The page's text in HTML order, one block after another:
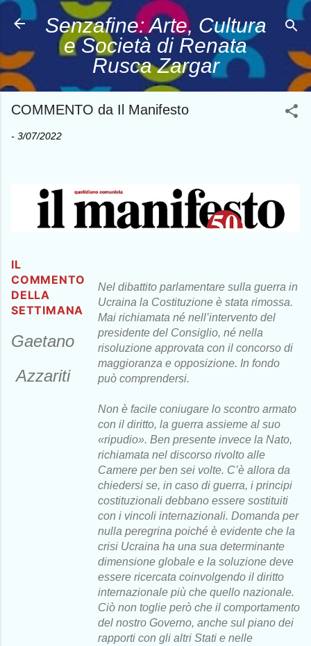
Passa ai contenuti principali
Senzafine: Arte, Cultura
e Società di Renata
Rusca Zargar
COMMENTO da Il Manifesto
- 3/07/2022
IL
COMMENTO
DELLA
SETTIMANA
Gaetano
Azzariti
Nel dibattito parlamentare sulla guerra in
Ucraina la Costituzione è stata rimossa.
Mai richiamata né nell’intervento del
presidente del Consiglio, né nella
risoluzione approvata con il concorso di
maggioranza e opposizione. In fondo
può comprendersi.
Non è facile coniugare lo scontro armato
con il diritto, la guerra assieme al suo
«ripudio». Ben presente invece la Nato,
richiamata nel discorso rivolto alle
Camere per ben sei volte. C’è allora da
chiedersi se, in caso di guerra, i principi
costituzionali debbano essere sostituiti
con i vincoli internazionali. Domanda per
nulla peregrina poiché è evidente che la
crisi Ucraina ha una sua determinante
dimensione globale e la soluzione deve
essere ricercata coinvolgendo il diritto
internazionale più che quello nazionale.
Ciò non toglie però che il comportamento
del nostro Governo, anche sul piano dei
rapporti con gli altri Stati e nelle